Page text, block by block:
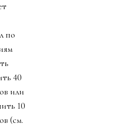
по
40
или
10
(см.